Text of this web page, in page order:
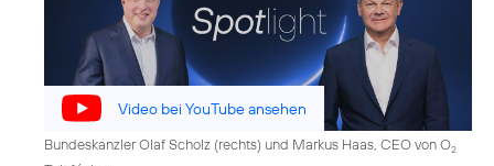
Video bei YouTube ansehen
Bundeskanzler Olaf Scholz (rechts) und Markus Haas, CEO von O2